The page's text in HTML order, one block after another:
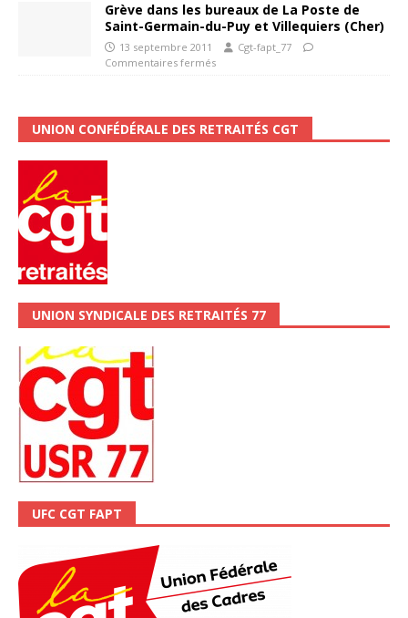
Grève dans les bureaux de La Poste de
Saint-Germain-du-Puy et Villequiers (Cher)
13 septembre 2011
Cgt-fapt_77
Commentaires fermés
UNION CONFÉDÉRALE DES RETRAITÉS CGT
UNION SYNDICALE DES RETRAITÉS 77
UFC CGT FAPT